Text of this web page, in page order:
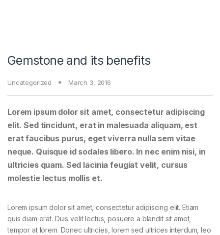
Gemstone and its benefits
Uncategorized March 3, 2016
Lorem ipsum dolor sit amet, consectetur adipiscing
elit. Sed tincidunt, erat in malesuada aliquam, est
erat faucibus purus, eget viverra nulla sem vitae
neque. Quisque id sodales libero. In nec enim nisi, in
ultricies quam. Sed lacinia feugiat velit, cursus
molestie lectus mollis et.
Lorem ipsum dolor sit amet, consectetur adipiscing elit. Etiam
quis diam erat. Duis velit lectus, posuere a blandit sit amet,
tempor at lorem. Donec ultricies, lorem sed ultrices interdum, leo